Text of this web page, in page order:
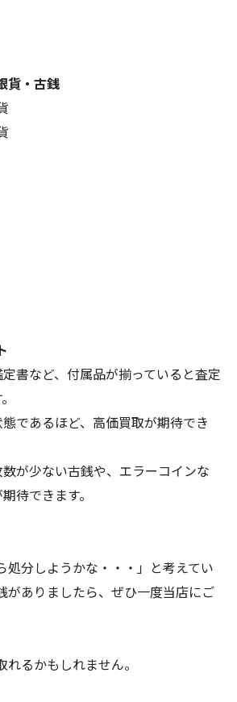
貨・古銭
書など、付属品が揃っていると査定
であるほど、高価買取が期待でき
が少ない古銭や、エラーコインな
待できます。
処分しようかな・・・」と考えてい
がありましたら、ぜひ一度当店にご
るかもしれません。